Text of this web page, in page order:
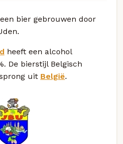
bier gebrouwen door
heeft een alcohol
De bierstijl Belgisch
uit België.